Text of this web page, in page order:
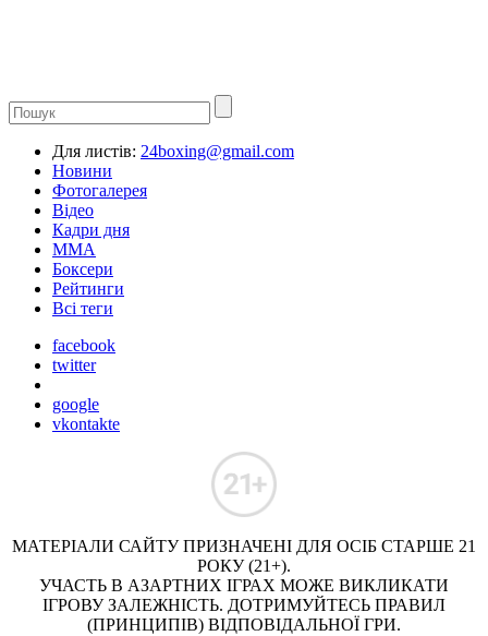
Для листів: 24boxing@gmail.com
Новини
Фотогалерея
Відео
Кадри дня
ММА
Боксери
Рейтинги
Всі теги
facebook
twitter
google
vkontakte
МАТЕРІАЛИ САЙТУ ПРИЗНАЧЕНІ ДЛЯ ОСІБ СТАРШЕ 21
РОКУ (21+).
УЧАСТЬ В АЗАРТНИХ ІГРАХ МОЖЕ ВИКЛИКАТИ
ІГРОВУ ЗАЛЕЖНІСТЬ. ДОТРИМУЙТЕСЬ ПРАВИЛ
(ПРИНЦИПІВ) ВІДПОВІДАЛЬНОЇ ГРИ.